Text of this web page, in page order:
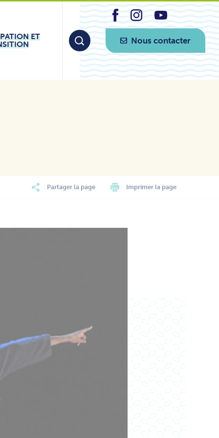
ET
Nous contacter
Partager la page Imprimer la page